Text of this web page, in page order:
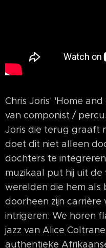
Chris Joris' 'Home
van componist /
Joris die terug graaft
doet dit niet alleen
dochters te
muzikaal put hij uit
werelden die hem als
doorheen zijn carrière
intrigeren. We horen
jazz van Alice
authentieke